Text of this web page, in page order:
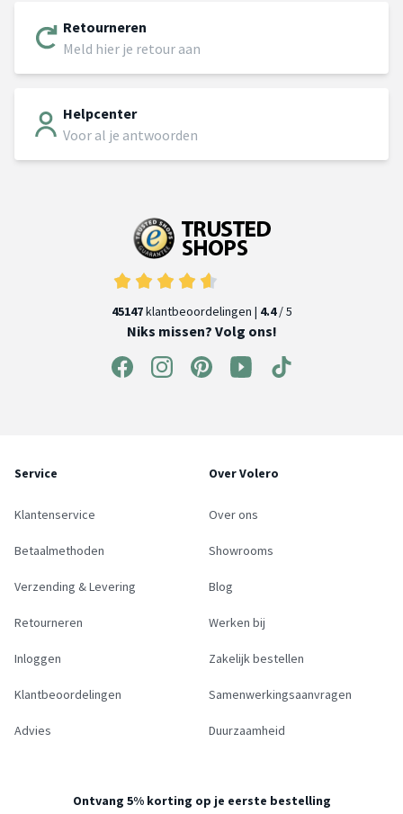
Retourneren
Meld hier je retour aan
Helpcenter
Voor al je antwoorden
45147klantbeoordelingen | 4.4/ 5
Niks missen? Volg ons!
Service
Klantenservice
Betaalmethoden
Verzending & Levering
Retourneren
Inloggen
Klantbeoordelingen
Advies
Over Volero
Over ons
Showrooms
Blog
Werken bij
Zakelijk bestellen
Samenwerkingsaanvragen
Duurzaamheid
Ontvang 5% korting op je eerste bestelling